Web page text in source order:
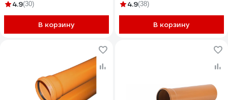
4.9(30)
В корзину
4.9(38)
В корзину